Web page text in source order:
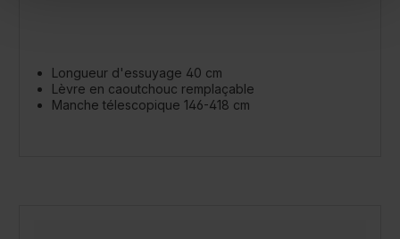
Longueur d'essuyage 40 cm
Lèvre en caoutchouc remplaçable
Manche télescopique 146-418 cm